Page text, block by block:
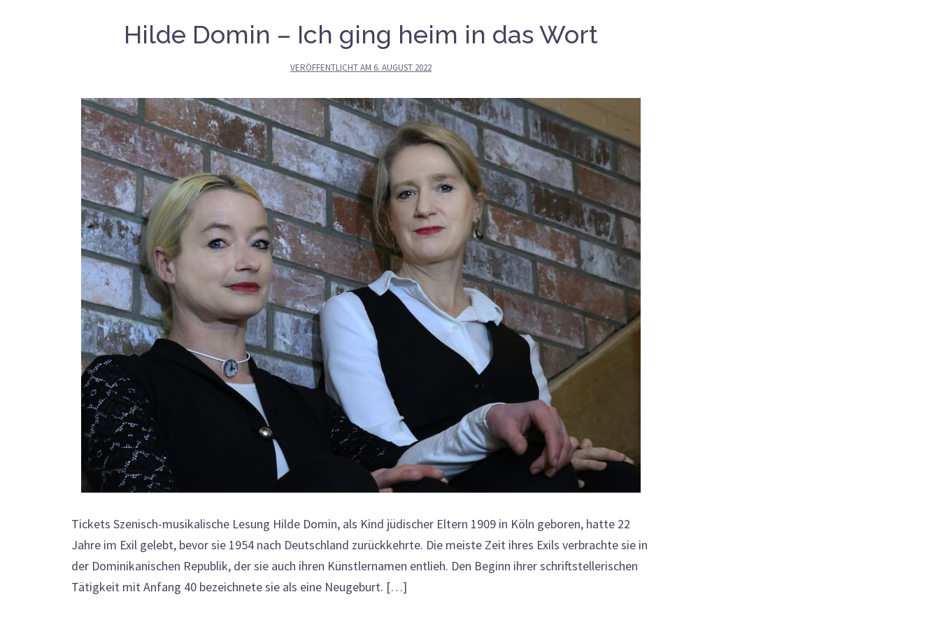
Hilde Domin – Ich ging heim in das Wort
VERÖFFENTLICHT AM 6. AUGUST 2022
Tickets Szenisch-musikalische Lesung Hilde Domin, als Kind jüdischer Eltern 1909 in Köln geboren, hatte 22
Jahre im Exil gelebt, bevor sie 1954 nach Deutschland zurückkehrte. Die meiste Zeit ihres Exils verbrachte sie in
der Dominikanischen Republik, der sie auch ihren Künstlernamen entlieh. Den Beginn ihrer schriftstellerischen
Tätigkeit mit Anfang 40 bezeichnete sie als eine Neugeburt. […]